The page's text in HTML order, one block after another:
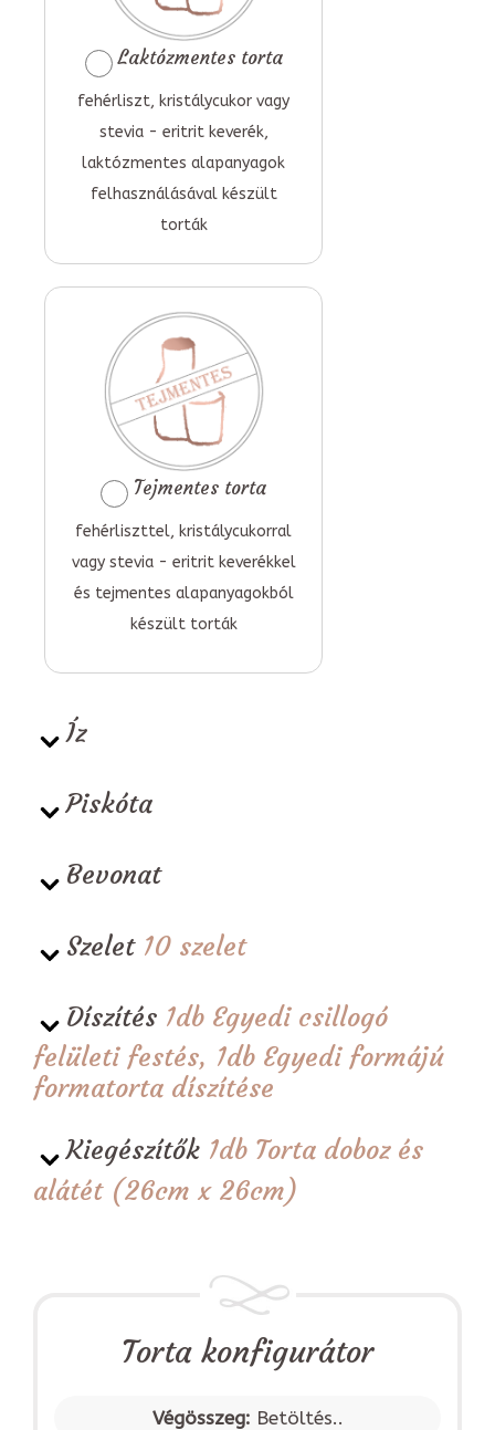
Laktózmentes torta
fehérliszt, kristálycukor vagy
stevia - eritrit keverék,
laktózmentes alapanyagok
felhasználásával készült
torták
Tejmentes torta
fehérliszttel, kristálycukorral
vagy stevia - eritrit keverékkel
és tejmentes alapanyagokból
készült torták
Íz
Piskóta
Bevonat
Szelet 10 szelet
Díszítés 1db Egyedi csillogó
felületi festés, 1db Egyedi formájú
formatorta díszítése
Kiegészítők 1db Torta doboz és
alátét (26cm x 26cm)
Torta konfigurátor
Végösszeg: Betöltés..